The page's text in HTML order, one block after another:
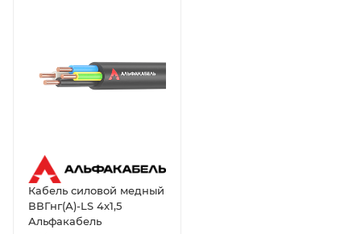
Кабель силовой медный
ВВГнг(А)-LS 4х1,5
Альфакабель